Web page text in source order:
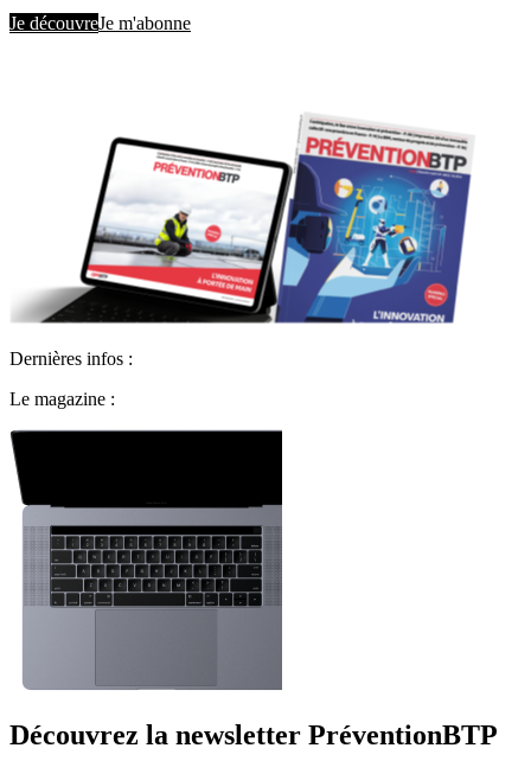
Je découvreJe m'abonne
Dernières infos :
Le magazine :
Découvrez la newsletter PréventionBTP